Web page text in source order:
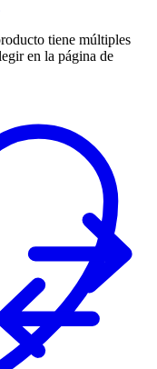
tiene múltiples
en la página de